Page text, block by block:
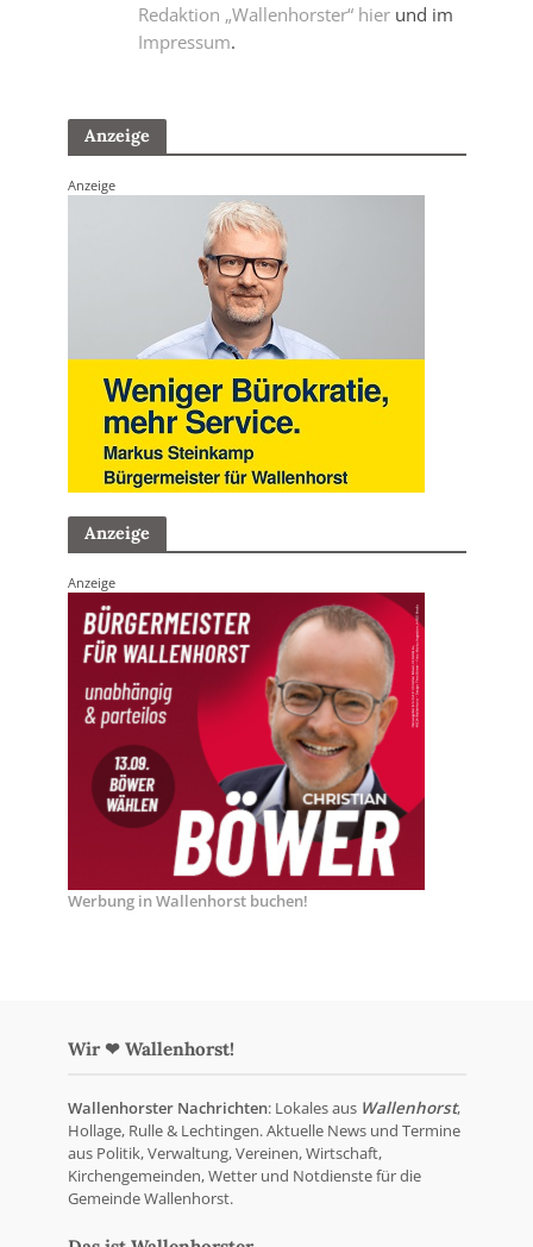
Redaktion „Wallenhorster“ hierund im
Impressum.
Anzeige
Anzeige
Anzeige
Anzeige
Werbung in Wallenhorst buchen!
Wir ❤ Wallenhorst!
Wallenhorster Nachrichten: Lokales aus Wallenhorst,
Hollage, Rulle & Lechtingen. Aktuelle News und Termine
aus Politik, Verwaltung, Vereinen, Wirtschaft,
Kirchengemeinden, Wetter und Notdienste für die
Gemeinde Wallenhorst.